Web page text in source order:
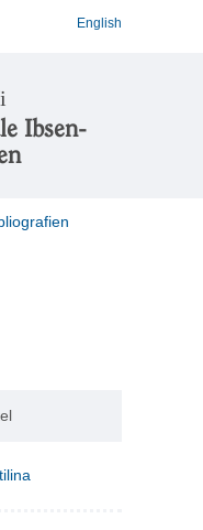
English
Ibsen-